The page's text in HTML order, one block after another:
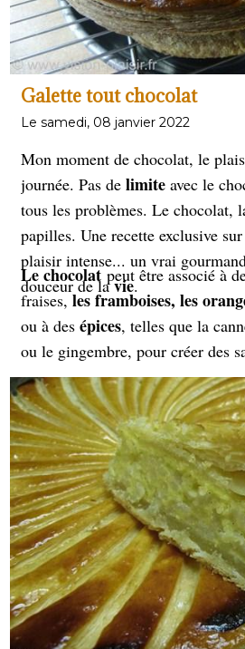
température.
Galette tout chocolat
Le samedi, 08 janvier 2022
Mon moment de chocolat, le
journée. Pas de limite avec le
tous les problèmes. Le chocolat,
papilles. Une recette exclusive sur
plaisir intense... un vrai
douceur de lavie.
Le chocolat peut être associé à
fraises, les framboises, les
ou à des épices, telles que la
ou le gingembre, pour créer des
savoureuses.En résumé, le
polyvalent et apprécié des
utilisé de différentesfaçonspour
de la texture auxgourmandises,
consommé en tant que